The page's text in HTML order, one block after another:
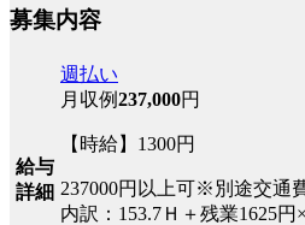
募集内容
給与
詳細
週払い
月収例237,000円
【時給】1300円
237000円以上可※別途交通
内訳：153.7Ｈ＋残業1625円